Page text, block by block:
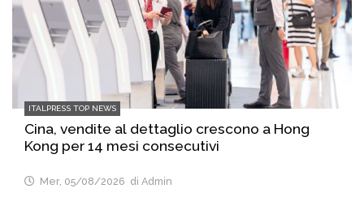
ITALPRESS TOP NEWS
Cina, vendite al dettaglio crescono a Hong
Kong per 14 mesi consecutivi
Mer, 05/08/2026 di Admin